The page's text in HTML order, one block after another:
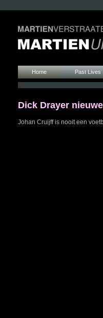
Home Past Lives
Dick Drayer
Johan Cruijff is nooit een